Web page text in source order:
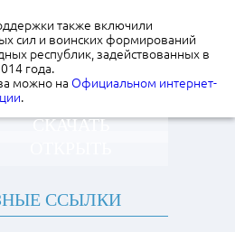
также включили
сил и воинских формирований
республик, задействованных в
года.
можно на Официальном интернет-
.
СКАЧАТЬ
ССЫЛКИ